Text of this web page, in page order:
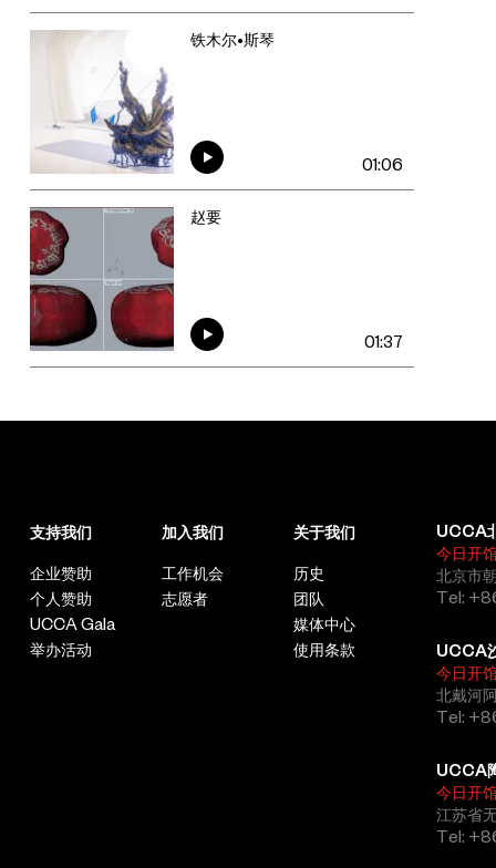
铁木尔•斯琴
01:06
赵要
01:37
支持我们
企业赞助
个人赞助
UCCA Gala
举办活动
加入我们
工作机会
志愿者
关于我们
历史
团队
媒体中心
使用条款
UCCA
今日开
北京市
Tel:
UCCA
今日开
北戴河
Tel:
UCCA
今日开
江苏省
Tel: